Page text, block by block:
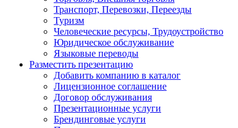
Транспорт, Перевозки, Переезды
Туризм
Человеческие ресурсы, Трудоустройство
Юридическое обслуживание
Языковые переводы
Разместить презентацию
Добавить компанию в каталог
Лицензионное соглашение
Договор обслуживания
Презентационные услуги
Брендинговые услуги